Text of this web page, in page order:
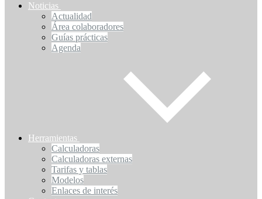
Noticias
Actualidad
Área colaboradores
Guías prácticas
Agenda
Herramientas
Calculadoras
Calculadoras externas
Tarifas y tablas
Modelos
Enlaces de interés